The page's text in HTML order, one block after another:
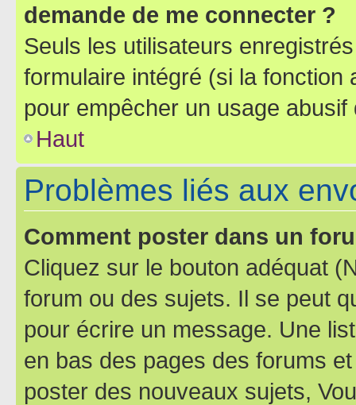
demande de me connecter ?
Seuls les utilisateurs
formulaire intégré (si la fonction
pour empêcher un usage
Haut
Problèmes liés aux
Comment poster dans un
Cliquez sur le bouton adéquat
forum ou des sujets. Il se peut
pour écrire un message. Une
en bas des pages des forums
poster des nouveaux sujets,